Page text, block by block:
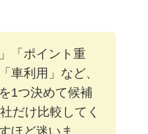
「ポイント重
車利用」など、
1つ決めて候補
だけ比較してく
ほど迷いま